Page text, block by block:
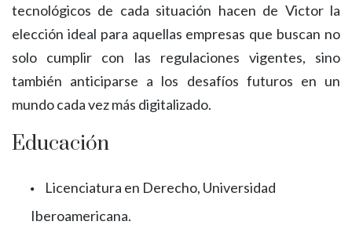
tecnológicos de cada situación hacen de Victor la
elección ideal para aquellas empresas que buscan no
solo cumplir con las regulaciones vigentes, sino
también anticiparse a los desafíos futuros en un
mundo cada vez más digitalizado.
Educación
Licenciatura en Derecho, Universidad
Iberoamericana.